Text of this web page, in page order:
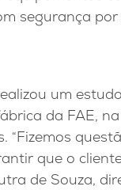
segurança por
um
da FAE,
que o
de Souza,